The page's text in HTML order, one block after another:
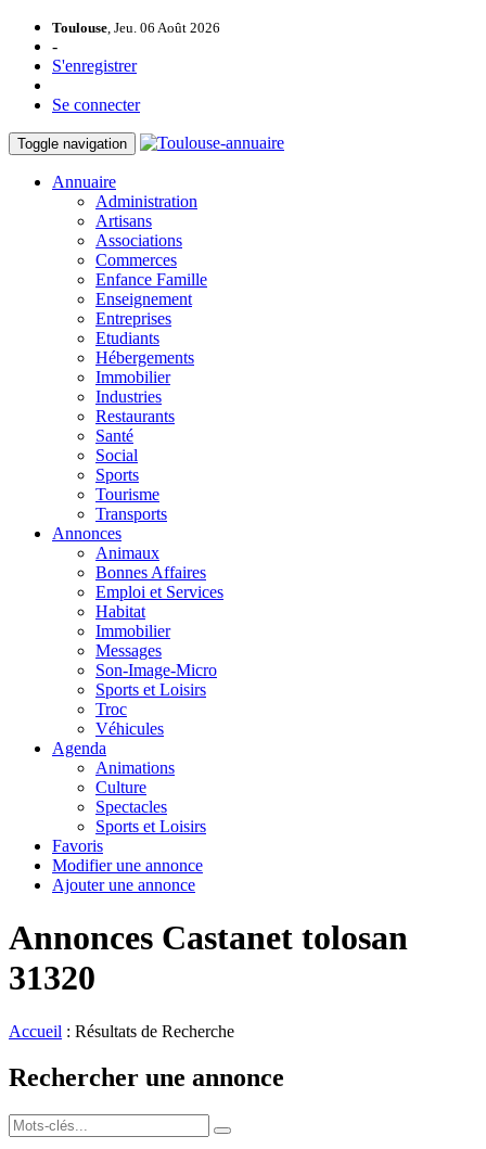
Toulouse, Jeu. 06 Août 2026
-
S'enregistrer
Se connecter
Toggle navigation
Annuaire
Administration
Artisans
Associations
Commerces
Enfance Famille
Enseignement
Entreprises
Etudiants
Hébergements
Immobilier
Industries
Restaurants
Santé
Social
Sports
Tourisme
Transports
Annonces
Animaux
Bonnes Affaires
Emploi et Services
Habitat
Immobilier
Messages
Son-Image-Micro
Sports et Loisirs
Troc
Véhicules
Agenda
Animations
Culture
Spectacles
Sports et Loisirs
Favoris
Modifier une annonce
Ajouter une annonce
Annonces Castanet tolosan
31320
Accueil : Résultats de Recherche
Rechercher une annonce